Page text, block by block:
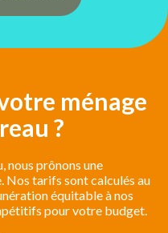
ménage
?
nous prônons une
Nos tarifs sont calculés au
équitable à nos
pour votre budget.